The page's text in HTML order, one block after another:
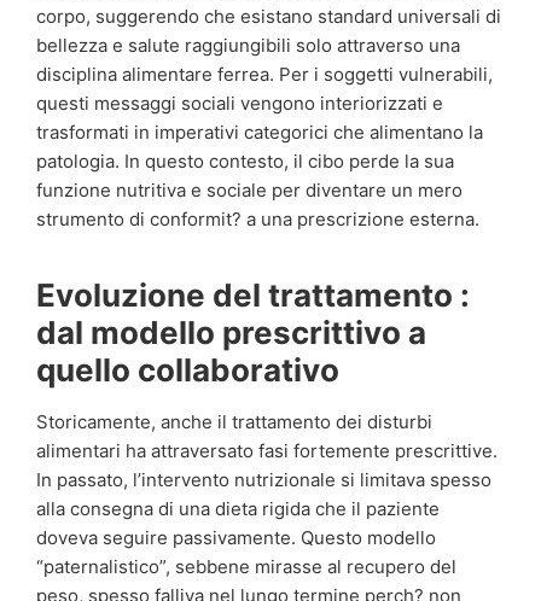
corpo, suggerendo che esistano standard universali di
bellezza e salute raggiungibili solo attraverso una
disciplina alimentare ferrea. Per i soggetti vulnerabili,
questi messaggi sociali vengono interiorizzati e
trasformati in imperativi categorici che alimentano la
patologia. In questo contesto, il cibo perde la sua
funzione nutritiva e sociale per diventare un mero
strumento di conformit? a una prescrizione esterna.
Evoluzione del trattamento :
dal modello prescrittivo a
quello collaborativo
Storicamente, anche il trattamento dei disturbi
alimentari ha attraversato fasi fortemente prescrittive.
In passato, l’intervento nutrizionale si limitava spesso
alla consegna di una dieta rigida che il paziente
doveva seguire passivamente. Questo modello
“paternalistico”, sebbene mirasse al recupero del
peso, spesso falliva nel lungo termine perch? non